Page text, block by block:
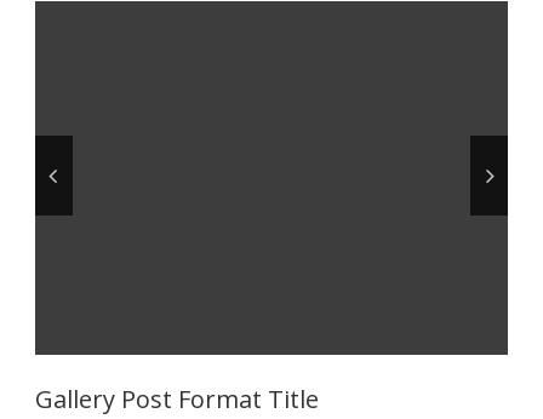
Gallery Post Format Title